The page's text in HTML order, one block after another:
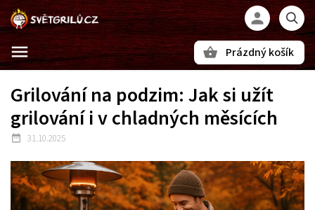
Prázdný košík
Grilování na podzim: Jak si užít
grilování i v chladných měsících
31.10.2025